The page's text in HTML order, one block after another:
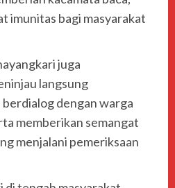
imunitas bagi masyarakat
juga
langsung
dengan warga
memberikan semangat
menjalani pemeriksaan